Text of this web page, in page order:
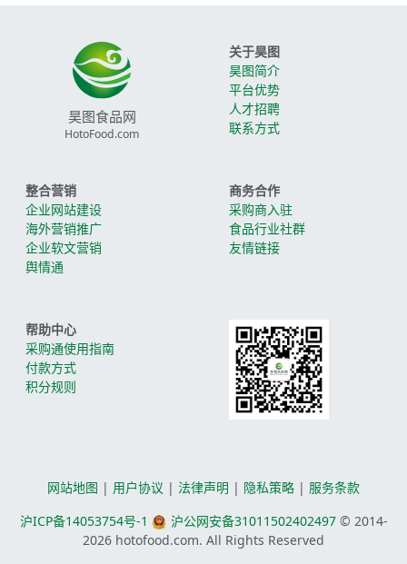
昊图食品网
HotoFood.com
关于昊图
昊图简介
平台优势
人才招聘
联系方式
整合营销
企业网站建设
海外营销推广
企业软文营销
舆情通
商务合作
采购商入驻
食品行业社群
友情链接
帮助中心
采购通使用指南
付款方式
积分规则
网站地图 | 用户协议 | 法律声明 | 隐私策略 | 服务条款
沪ICP备14053754号-1
沪公网安备31011502402497© 2014-
2026 hotofood.com. All Rights Reserved